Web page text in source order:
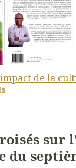
de la
sur
du